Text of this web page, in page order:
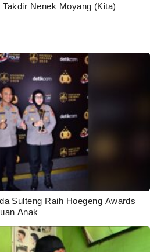
Takdir Nenek Moyang (Kita)
Sulteng Raih Hoegeng Awards
Anak